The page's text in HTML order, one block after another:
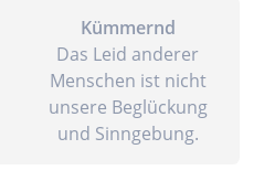
Kümmernd
Das Leid anderer
Menschen ist nicht
unsere Beglückung
und Sinngebung.